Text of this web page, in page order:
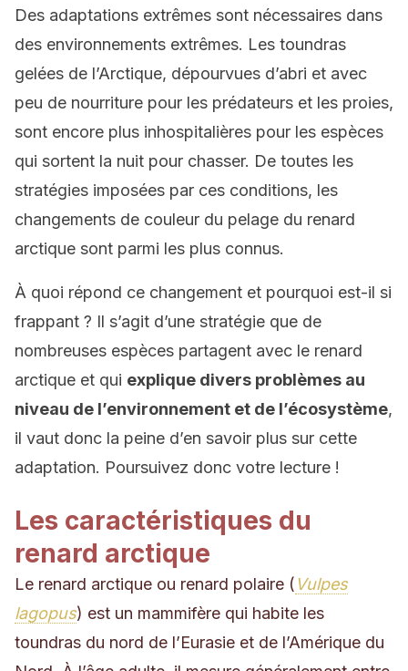
Des adaptations extrêmes sont nécessaires dans
des environnements extrêmes. Les toundras
gelées de l’Arctique, dépourvues d’abri et avec
peu de nourriture pour les prédateurs et les proies,
sont encore plus inhospitalières pour les espèces
qui sortent la nuit pour chasser. De toutes les
stratégies imposées par ces conditions, les
changements de couleur du pelage du renard
arctique sont parmi les plus connus.
À quoi répond ce changement et pourquoi est-il si
frappant ? Il s’agit d’une stratégie que de
nombreuses espèces partagent avec le renard
arctique et qui explique divers problèmes au
niveau de l’environnement et de l’écosystème,
il vaut donc la peine d’en savoir plus sur cette
adaptation. Poursuivez donc votre lecture !
Les caractéristiques du
renard arctique
Le renard arctique ou renard polaire (Vulpes
lagopus) est un mammifère qui habite les
toundras du nord de l’Eurasie et de l’Amérique du